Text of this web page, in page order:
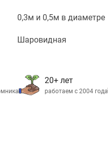
0,3м и 0,5м в диаметре
Шаровидная
20+ лет
работаем с 2004 года